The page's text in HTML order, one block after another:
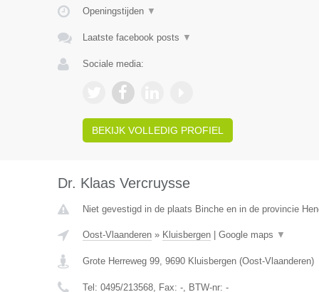
Openingstijden ▼
Laatste facebook posts ▼
Sociale media:
BEKIJK VOLLEDIG PROFIEL
Dr. Klaas Vercruysse
Niet gevestigd in de plaats Binche en in de provincie
Oost-Vlaanderen» Kluisbergen| Google maps ▼
Grote Herreweg 99, 9690 Kluisbergen(Oost-Vlaanderen)
Tel: 0495/213568, Fax: -, BTW-nr: -